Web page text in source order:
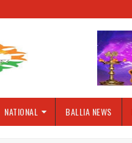
NATIONAL BALLIA NEWS